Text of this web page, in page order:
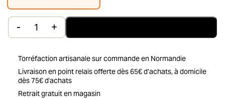
quantité de Tablette de Chocolat Origine Sao
- +
Torréfaction artisanale sur commande en Normandie
Livraison en point relais offerte dès 65€ d’achats, à domicile
dès 75€ d'achats
Retrait gratuit en magasin